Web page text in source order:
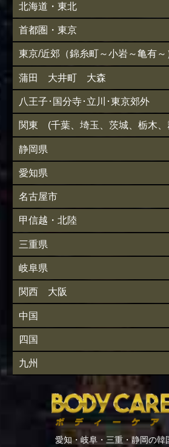
北海道・東北
首都圏・東京
東京/近郊（錦糸町～小岩～亀有～
蒲田 大井町 大森
八王子･国分寺･立川･東京郊外
関東 (千葉、埼玉、茨城、栃木、
静岡県
愛知県
名古屋市
甲信越・北陸
三重県
岐阜県
関西 大阪
中国
四国
九州
愛知・岐阜・三重・静岡の韓